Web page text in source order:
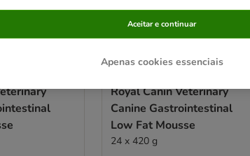
3 opções
Royal Canin Veterinary
Canine Gastrointestinal
Low Fat Mousse
24 x 420 g
Apenas cookies essenciais
Aceitar e continuar